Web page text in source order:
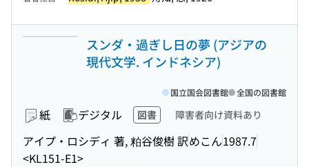
スンダ・過ぎし日の夢 (アジアの
現代文学. インドネシア)
紙 デジタル 図書 障害者向け資料あり
アイプ・ロシディ 著, 粕谷俊樹 訳めこん1987.7
<KL151-E1>
国立国会図書館 全国の図書館